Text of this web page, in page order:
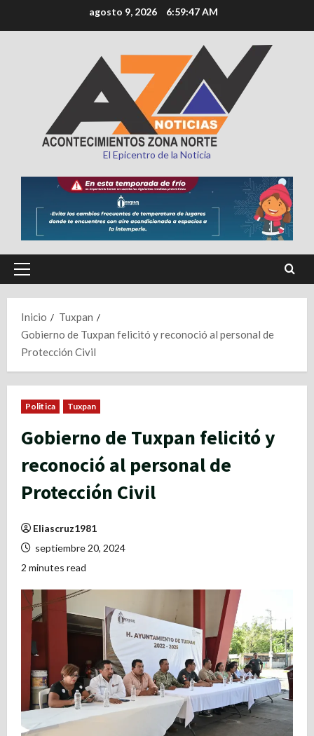
al
agosto 9, 2026 6:59:49 AM
El Epicentro de la Noticia
Menú
Inicio
Tuxpan
Gobierno de Tuxpan felicitó y reconoció al personal de
Protección Civil
Politica Tuxpan
Gobierno de Tuxpan felicitó y
reconoció al personal de
Protección Civil
Eliascruz1981
septiembre 20, 2024
2 minutes read